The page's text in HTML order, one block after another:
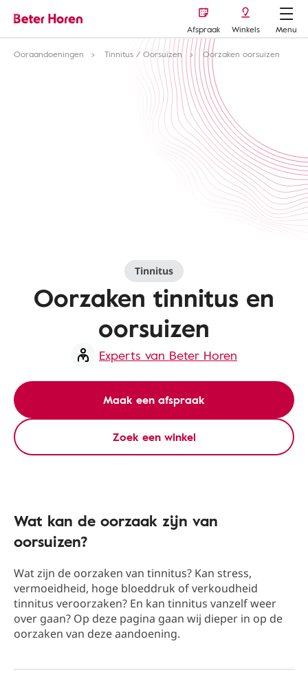
Afspraak Winkels
Menu
Ooraandoeningen
Tinnitus / Oorsuizen Oorzaken oorsuizen
Tinnitus
Oorzaken tinnitus en
oorsuizen
Experts van Beter Horen
Maak een afspraak
Zoek een winkel
Wat kan de oorzaak zijn van
oorsuizen?
Wat zijn de oorzaken van tinnitus? Kan stress,
vermoeidheid, hoge bloeddruk of verkoudheid
tinnitus veroorzaken? En kan tinnitus vanzelf weer
over gaan? Op deze pagina gaan wij dieper in op de
oorzaken van deze aandoening.